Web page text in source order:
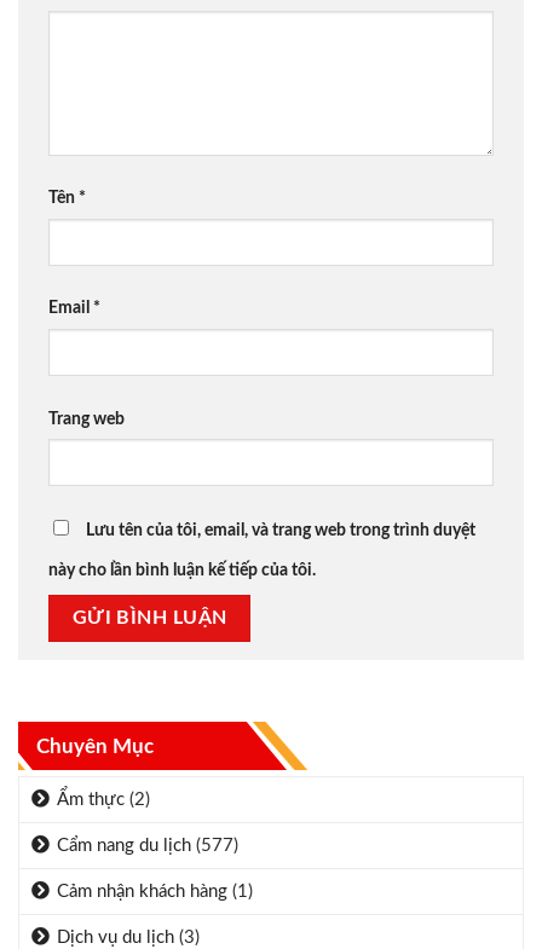
Chuyên Mục
Ẩm thực (2)
Cẩm nang du lịch (577)
Cảm nhận khách hàng (1)
Dịch vụ du lịch (3)
Tên *
Email *
Trang web
Lưu tên của tôi, email, và trang web trong trình duyệt
này cho lần bình luận kế tiếp của tôi.